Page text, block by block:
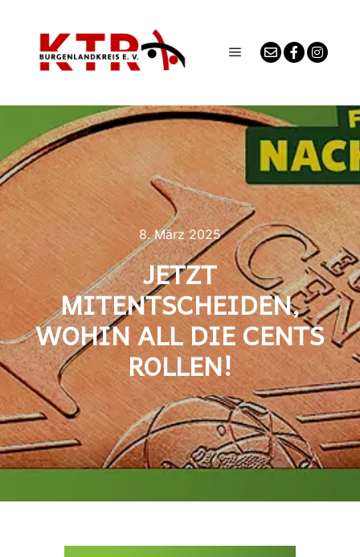
8. März 2025
JETZT
MITENTSCHEIDEN,
WOHIN ALL DIE CENTS
ROLLEN!